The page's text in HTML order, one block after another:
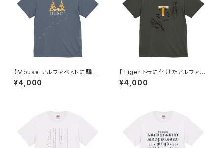
【Mouse アルファベットに騙さ
れたネズミ】Tシャツ ヘイジーネ
イビー ユニセックス
¥4,000
【Tiger トラに化けたアルファベ
ット】Tシャツ ヘイジーブラック
ユニセックス
¥4,000